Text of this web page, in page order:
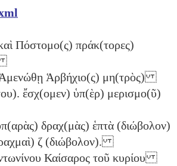
Πόστομο(ς) πράκ(τορες)
Ἁρβήχιο(ς) μη(τρὸς)
ἔσχ(ομεν) ὑπ(ὲρ) μερισμο(ῦ)
δραχ(μὰς) ἑπτὰ (διώβολον)
ζ (διώβολον).
Καίσαρος τοῦ κυρίου